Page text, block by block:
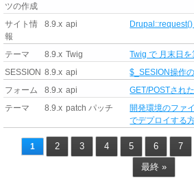
ツの作成
サイト情
報
8.9.x api Drupal::request()
テーマ 8.9.x Twig
Twig で 月末日
SESSION 8.9.x api
$_SESION操作
フォーム
8.9.x api
GET/POSTされ
テーマ
8.9.x patch パッチ
開発環境のファ
でデプロイする
1 2 3 4 5 6 7
最終 »